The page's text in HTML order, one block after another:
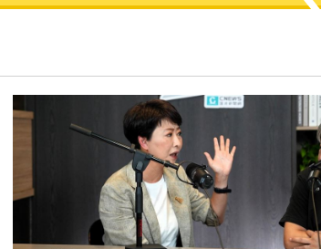
02:30
02:00